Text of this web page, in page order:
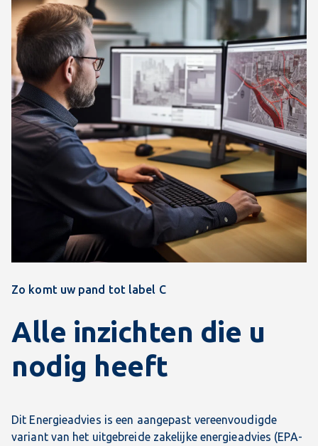
Zo komt uw pand tot label C
Alle inzichten die u
nodig heeft
Dit Energieadvies is een aangepast vereenvoudigde
variant van het uitgebreide zakelijke energieadvies (EPA-